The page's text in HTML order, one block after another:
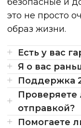
это не просто
образ жизни.
Есть у вас
Я о вас
Поддержка
Проверяете
отправкой?
Помогаете